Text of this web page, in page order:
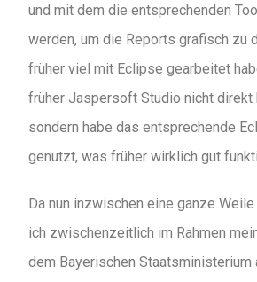
und mit dem die entsprechenden
werden, um die Reports grafisch zu
früher viel mit Eclipse gearbeitet
früher Jaspersoft Studio nicht direkt
sondern habe das entsprechende
genutzt, was früher wirklich gut
Da nun inzwischen eine ganze
ich zwischenzeitlich im Rahmen
dem Bayerischen Staatsministerium